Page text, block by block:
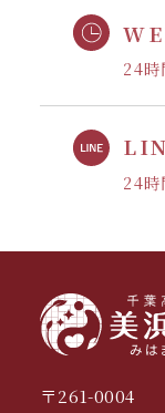
24時
24時
〒261-0004